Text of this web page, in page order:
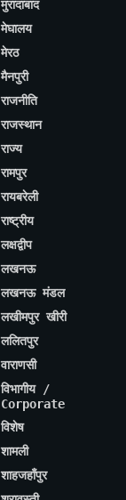
मुरादाबाद
मेघालय
मेरठ
मैनपुरी
राजनीति
राजस्थान
राज्य
रामपुर
रायबरेली
राष्ट्रीय
लक्षद्वीप
लखनऊ
लखनऊ मंडल
लखीमपुर खीरी
ललितपुर
वाराणसी
विभागीय /
Corporate
विशेष
शामली
शाहजहाँपुर